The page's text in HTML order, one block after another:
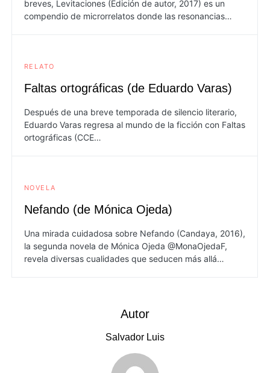
breves, Levitaciones (Edición de autor, 2017) es un
compendio de microrrelatos donde las resonancias…
RELATO
Faltas ortográficas (de Eduardo Varas)
Después de una breve temporada de silencio literario,
Eduardo Varas regresa al mundo de la ficción con Faltas
ortográficas (CCE…
NOVELA
Nefando (de Mónica Ojeda)
Una mirada cuidadosa sobre Nefando (Candaya, 2016),
la segunda novela de Mónica Ojeda @MonaOjedaF,
revela diversas cualidades que seducen más allá…
Autor
Salvador Luis